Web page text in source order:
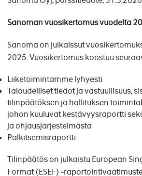
Sanoman vuosikertomus vuodelta
Sanoma on julkaissut
2025. Vuosikertomus koostuu
Liiketoimintamme lyhyesti
Taloudelliset tiedot ja vastuullisuus,
tilinpäätöksen ja hallituksen
johon kuuluvat kestävyysraportti
ja ohjausjärjestelmästä
Palkitsemisraportti
Tilinpäätös on julkaistu European
Format (ESEF) -